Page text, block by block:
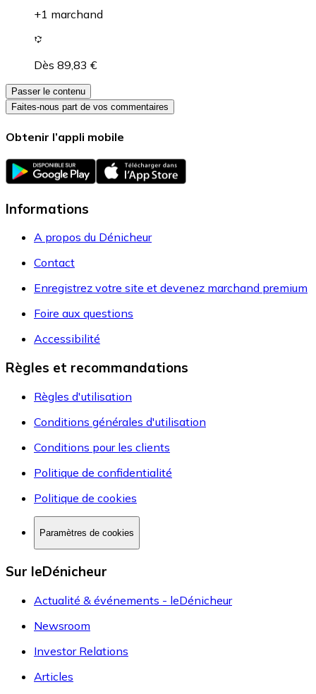
+1 marchand
Dès 89,83 €
Passer le contenu
Faites-nous part de vos commentaires
Obtenir l’appli mobile
Informations
A propos du Dénicheur
Contact
Enregistrez votre site et devenez marchand premium
Foire aux questions
Accessibilité
Règles et recommandations
Règles d'utilisation
Conditions générales d'utilisation
Conditions pour les clients
Politique de confidentialité
Politique de cookies
Paramètres de cookies
Sur leDénicheur
Actualité & événements - leDénicheur
Newsroom
Investor Relations
Articles